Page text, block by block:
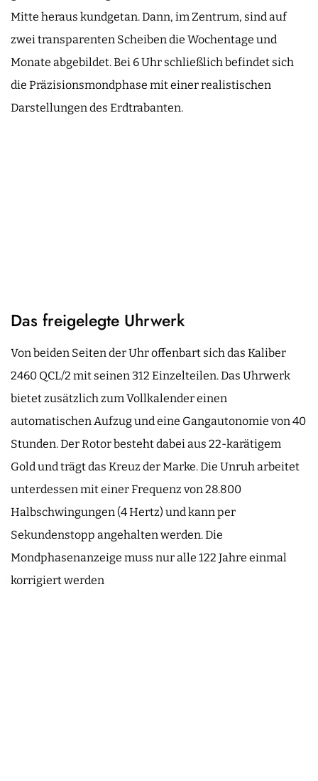
Mitte heraus kundgetan. Dann, im Zentrum, sind auf
zwei transparenten Scheiben die Wochentage und
Monate abgebildet. Bei 6 Uhr schließlich befindet sich
die Präzisionsmondphase mit einer realistischen
Darstellungen des Erdtrabanten.
Das freigelegte Uhrwerk
Von beiden Seiten der Uhr offenbart sich das Kaliber
2460 QCL/2 mit seinen 312 Einzelteilen. Das Uhrwerk
bietet zusätzlich zum Vollkalender einen
automatischen Aufzug und eine Gangautonomie von 40
Stunden. Der Rotor besteht dabei aus 22-karätigem
Gold und trägt das Kreuz der Marke. Die Unruh arbeitet
unterdessen mit einer Frequenz von 28.800
Halbschwingungen (4 Hertz) und kann per
Sekundenstopp angehalten werden. Die
Mondphasenanzeige muss nur alle 122 Jahre einmal
korrigiert werden